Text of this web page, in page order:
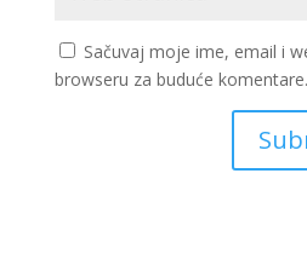
Sačuvaj moje ime, email i
browseru za buduće komentare.